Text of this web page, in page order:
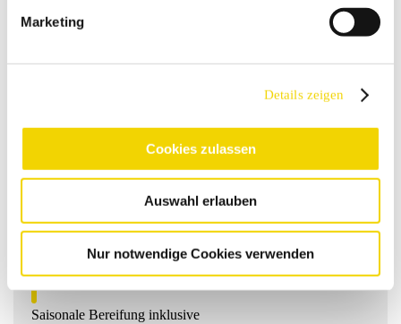
Marketing
Details zeigen
Cookies zulassen
Auswahl erlauben
Nur notwendige Cookies verwenden
Kreditkarte
Zusatzfahrer inklusive
Saisonale Bereifung inklusive